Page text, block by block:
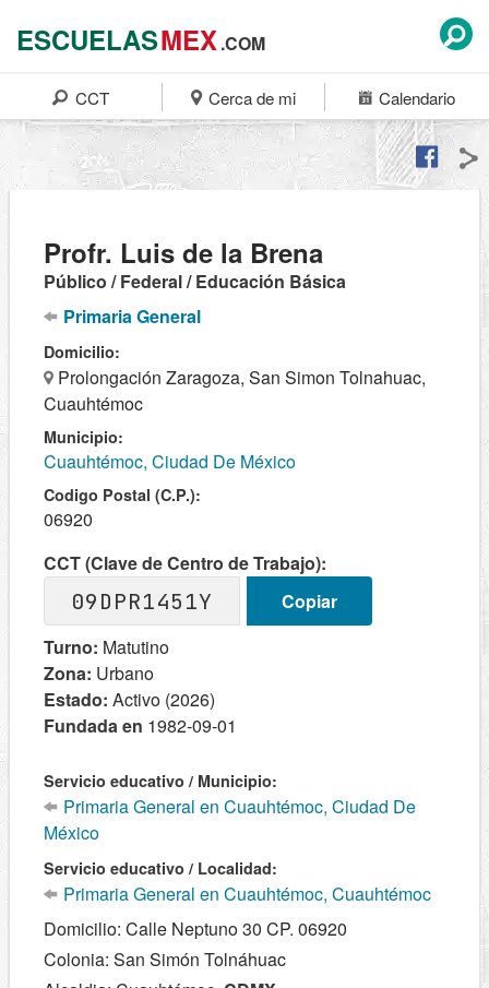
ESCUELASMEX.COM
CCT Cerca de mi Calendario
Profr. Luis de la Brena
Público / Federal / Educación Básica
Primaria General
Domicilio:
Prolongación Zaragoza, San Simon Tolnahuac,
Cuauhtémoc
Municipio:
Cuauhtémoc, Ciudad De México
Codigo Postal (C.P.):
06920
CCT (Clave de Centro de Trabajo):
09DPR1451Y
Copiar
Turno: Matutino
Zona: Urbano
Estado: Activo (2026)
Fundada en 1982-09-01
Servicio educativo / Municipio:
Primaria General en Cuauhtémoc, Ciudad De
México
Servicio educativo / Localidad:
Primaria General en Cuauhtémoc, Cuauhtémoc
Domicilio: Calle Neptuno 30 CP. 06920
Colonia: San Simón Tolnáhuac